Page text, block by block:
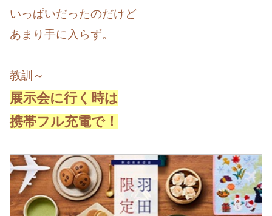
いっぱいだったのだけど
あまり手に入らず。
教訓～
展示会に行く時は
携帯フル充電で！